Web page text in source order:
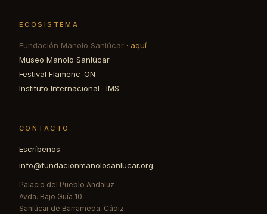
ECOSISTEMA
Fundación Manolo Sanlúcar · aquí
Museo Manolo Sanlúcar
Festival Flamenc-ON
Instituto Internacional · IMS
CONTACTO
Escríbenos
info@fundacionmanolosanlucar.org
Palacio del Pueblo Andaluz
Avda. Bajo Guía 10
Sanlúcar de Barrameda, Cádiz